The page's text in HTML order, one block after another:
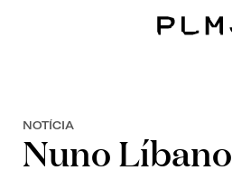
NOTÍCIA
Nuno Líbano